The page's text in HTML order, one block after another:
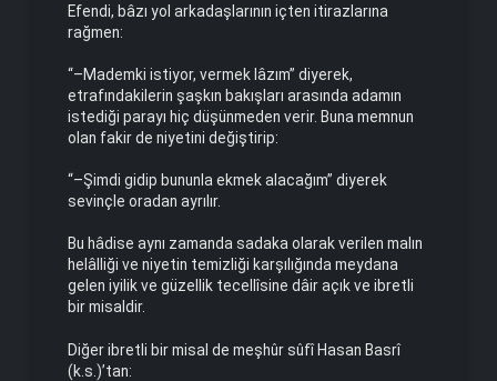
Efendi, bâzı yol arkadaşlarının içten itirazlarına
rağmen:
“–Mademki istiyor, vermek lâzım” diyerek,
etrafındakilerin şaşkın bakışları arasında adamın
istediği parayı hiç düşünmeden verir. Buna memnun
olan fakir de niyetini değiştirip:
“–Şimdi gidip bununla ekmek alacağım” diyerek
sevinçle oradan ayrılır.
Bu hâdise aynı zamanda sadaka olarak verilen malın
helâlliği ve niyetin temizliği karşılığında meydana
gelen iyilik ve güzellik tecellîsine dâir açık ve ibretli
bir misaldir.
Diğer ibretli bir misal de meşhûr sûfî Hasan Basrî
(k.s.)’tan: